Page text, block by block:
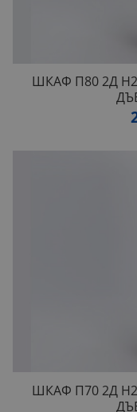
ШКАФ П80 2Д
ШКАФ П70 2Д